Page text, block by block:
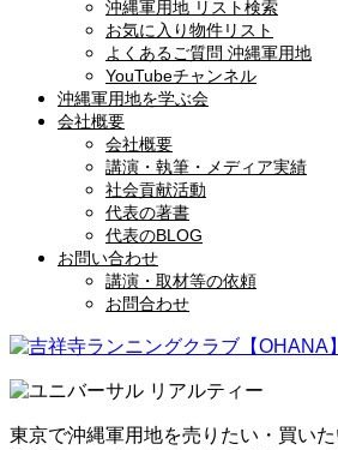
沖縄軍用地 リスト検索
お気に入り物件リスト
よくあるご質問 沖縄軍用地
YouTubeチャンネル
沖縄軍用地を学ぶ会
会社概要
会社概要
講演・執筆・メディア実績
社会貢献活動
代表の著書
代表のBLOG
お問い合わせ
講演・取材等の依頼
お問合わせ
東京で沖縄軍用地を売りたい・買い